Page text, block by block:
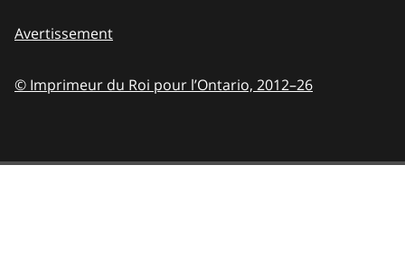
Avertissement
© Imprimeur du Roi pour l’Ontario, 2012–26